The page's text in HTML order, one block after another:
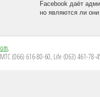
Facebook даёт
но являются ли
,
(066) 616-80-60, Life (063) 461-78-